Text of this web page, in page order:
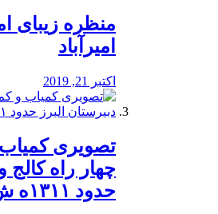
منظره‌‌ زیبای
امیرآباد
اکتبر 21, 2019
️تصویری کمیاب
چهار راه كالج
حدود ۱۳۱۱ه ش